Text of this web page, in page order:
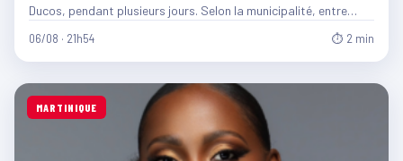
Ducos, pendant plusieurs jours. Selon la municipalité, entre…
06/08 · 21h54 ⏱ 2 min
MARTINIQUE